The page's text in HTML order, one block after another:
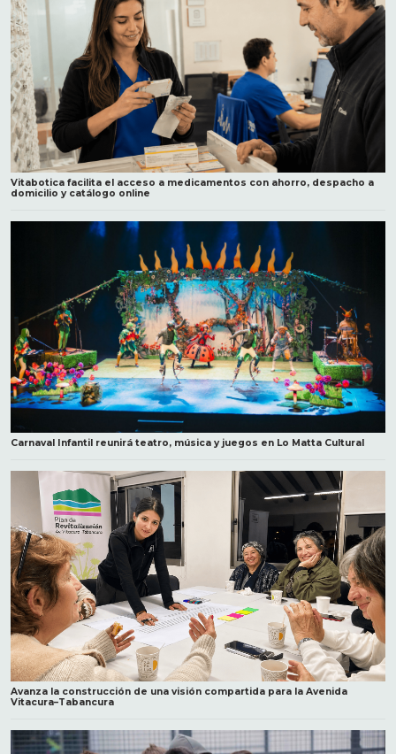
Vitabotica facilita el acceso a medicamentos con ahorro, despacho a
domicilio y catálogo online
Carnaval Infantil reunirá teatro, música y juegos en Lo Matta Cultural
Avanza la construcción de una visión compartida para la Avenida
Vitacura–Tabancura